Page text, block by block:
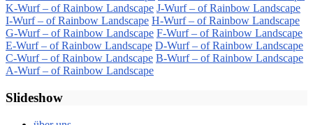
K-Wurf – of Rainbow Landscape J-Wurf – of Rainbow Landscape
I-Wurf – of Rainbow Landscape H-Wurf – of Rainbow Landscape
G-Wurf – of Rainbow Landscape F-Wurf – of Rainbow Landscape
E-Wurf – of Rainbow Landscape D-Wurf – of Rainbow Landscape
C-Wurf – of Rainbow Landscape B-Wurf – of Rainbow Landscape
A-Wurf – of Rainbow Landscape
Slideshow